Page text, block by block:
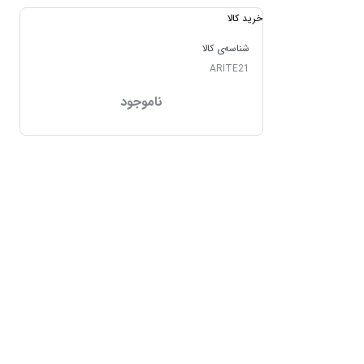
خرید کالا
شناسه‌ی کالا
ARITE21
ناموجود